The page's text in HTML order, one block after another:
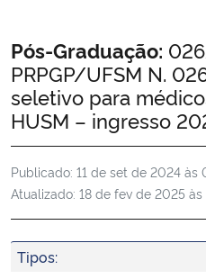
Ministério da Agricultura, Pecuária e
Ministério da Educação
Ministério da Cidadania
Ministério da Saúde
Ministério de Minas e Energia
Início do conteúdo
Pós-Graduação:
PRPGP/UFSM N.
seletivo para
HUSM – ingresso
Publicado: 11 de set de 2024 às
Atualizado: 18 de fev de 2025 às
Tipos: